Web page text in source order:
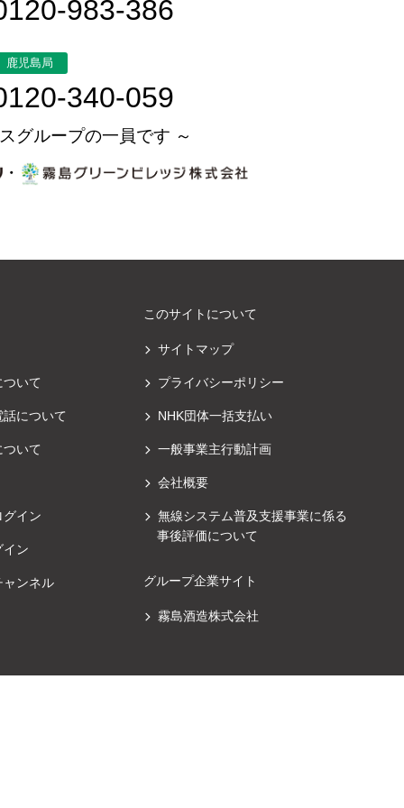
983-386
鹿児島局
340-059
グループの一員です ～
・
いて
について
いて
イン
イン
ンネル
このサイトについて
サイトマップ
プライバシーポリシー
NHK団体一括支払い
一般事業主行動計画
会社概要
無線システム普及支援事業に係る
事後評価について
グループ企業サイト
霧島酒造株式会社